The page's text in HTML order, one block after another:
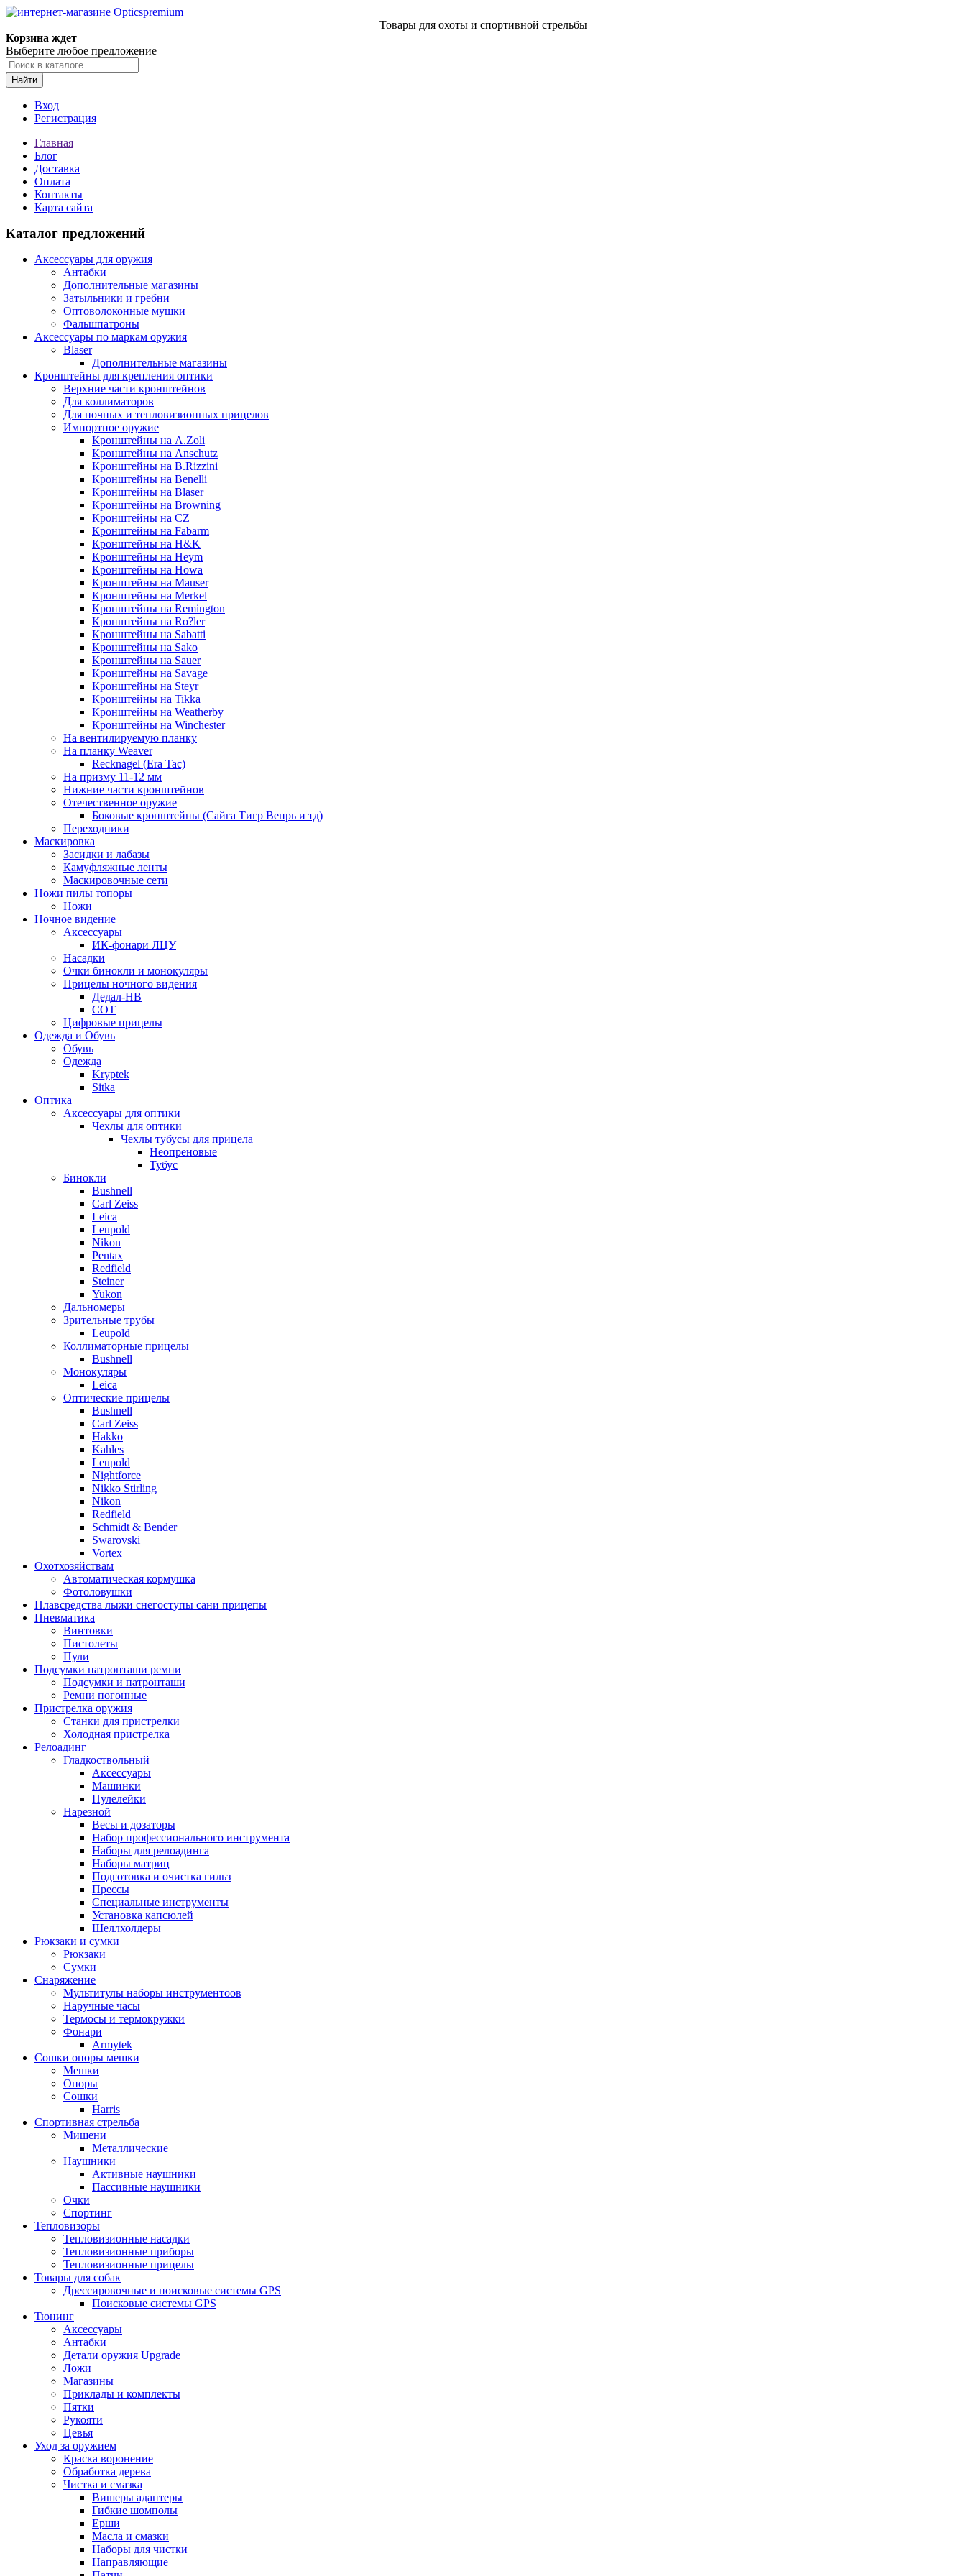
Товары для охоты и спортивной стрельбы
Корзина ждет
Выберите любое предложение
Найти
Вход
Регистрация
Главная
Блог
Доставка
Оплата
Контакты
Карта сайта
Каталог предложений
Аксессуары для оружия
Антабки
Дополнительные магазины
Затыльники и гребни
Оптоволоконные мушки
Фальшпатроны
Аксессуары по маркам оружия
Blaser
Дополнительные магазины
Кронштейны для крепления оптики
Верхние части кронштейнов
Для коллиматоров
Для ночных и тепловизионных прицелов
Импортное оружие
Кронштейны на A.Zoli
Кронштейны на Anschutz
Кронштейны на B.Rizzini
Кронштейны на Benelli
Кронштейны на Blaser
Кронштейны на Browning
Кронштейны на CZ
Кронштейны на Fabarm
Кронштейны на H&K
Кронштейны на Heym
Кронштейны на Howa
Кронштейны на Mauser
Кронштейны на Merkel
Кронштейны на Remington
Кронштейны на Ro?ler
Кронштейны на Sabatti
Кронштейны на Sako
Кронштейны на Sauer
Кронштейны на Savage
Кронштейны на Steyr
Кронштейны на Tikka
Кронштейны на Weatherby
Кронштейны на Winchester
На вентилируемую планку
На планку Weaver
Recknagel (Era Tac)
На призму 11-12 мм
Нижние части кронштейнов
Отечественное оружие
Боковые кронштейны (Сайга Тигр Вепрь и тд)
Переходники
Маскировка
Засидки и лабазы
Камуфляжные ленты
Маскировочные сети
Ножи пилы топоры
Ножи
Ночное видение
Аксессуары
ИК-фонари ЛЦУ
Насадки
Очки бинокли и монокуляры
Прицелы ночного видения
Дедал-НВ
СОТ
Цифровые прицелы
Одежда и Обувь
Обувь
Одежда
Kryptek
Sitka
Оптика
Аксессуары для оптики
Чехлы для оптики
Чехлы тубусы для прицела
Неопреновые
Тубус
Бинокли
Bushnell
Carl Zeiss
Leica
Leupold
Nikon
Pentax
Redfield
Steiner
Yukon
Дальномеры
Зрительные трубы
Leupold
Коллиматорные прицелы
Bushnell
Монокуляры
Leica
Оптические прицелы
Bushnell
Carl Zeiss
Hakko
Kahles
Leupold
Nightforce
Nikko Stirling
Nikon
Redfield
Schmidt & Bender
Swarovski
Vortex
Охотхозяйствам
Автоматическая кормушка
Фотоловушки
Плавсредства лыжи снегоступы сани прицепы
Пневматика
Винтовки
Пистолеты
Пули
Подсумки патронташи ремни
Подсумки и патронташи
Ремни погонные
Пристрелка оружия
Станки для пристрелки
Холодная пристрелка
Релоадинг
Гладкоствольный
Аксессуары
Машинки
Пулелейки
Нарезной
Весы и дозаторы
Набор профессионального инструмента
Наборы для релоадинга
Наборы матриц
Подготовка и очистка гильз
Прессы
Специальные инструменты
Установка капсюлей
Шеллхолдеры
Рюкзаки и сумки
Рюкзаки
Сумки
Снаряжение
Мультитулы наборы инструментоов
Наручные часы
Термосы и термокружки
Фонари
Armytek
Сошки опоры мешки
Мешки
Опоры
Сошки
Harris
Спортивная стрельба
Мишени
Металлические
Наушники
Активные наушники
Пассивные наушники
Очки
Спортинг
Тепловизоры
Тепловизионные насадки
Тепловизионные приборы
Тепловизионные прицелы
Товары для собак
Дрессировочные и поисковые системы GPS
Поисковые системы GPS
Тюнинг
Аксессуары
Антабки
Детали оружия Upgrade
Ложи
Магазины
Приклады и комплекты
Пятки
Рукояти
Цевья
Уход за оружием
Краска воронение
Обработка дерева
Чистка и смазка
Вишеры адаптеры
Гибкие шомполы
Ерши
Масла и смазки
Наборы для чистки
Направляющие